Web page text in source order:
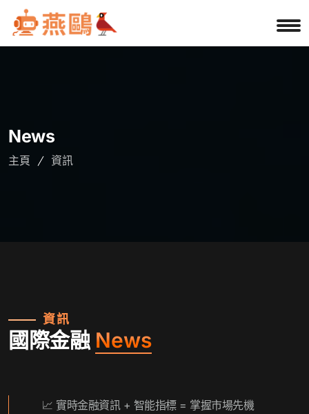
News
主頁 資訊
資訊
國際金融 News
📈 實時金融資訊 + 智能指標 = 掌握市場先機